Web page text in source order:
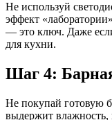
Не используй
эффект
— это ключ. Даже
для кухни.
Шаг 4:
Не покупай готовую
выдержит влажность,